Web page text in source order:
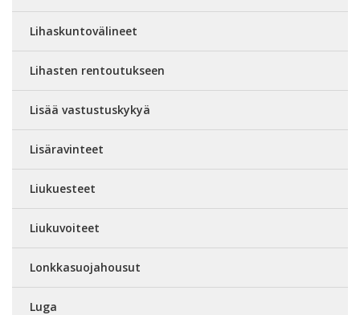
Lihaskuntovälineet
Lihasten rentoutukseen
Lisää vastustuskykyä
Lisäravinteet
Liukuesteet
Liukuvoiteet
Lonkkasuojahousut
Luga